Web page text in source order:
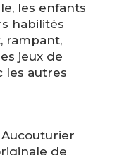
les enfants
habilités
rampant,
jeux de
les autres
de